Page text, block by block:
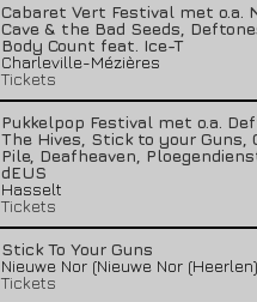
Cabaret Vert Festival met o.a.
Cave & the Bad Seeds,
Body Count feat. Ice-T
Charleville-Mézières
Tickets
Pukkelpop Festival met o.a.
The Hives, Stick to your Guns,
Pile, Deafheaven,
dEUS
Hasselt
Tickets
Stick To Your Guns
Nieuwe Nor (Nieuwe Nor
Tickets